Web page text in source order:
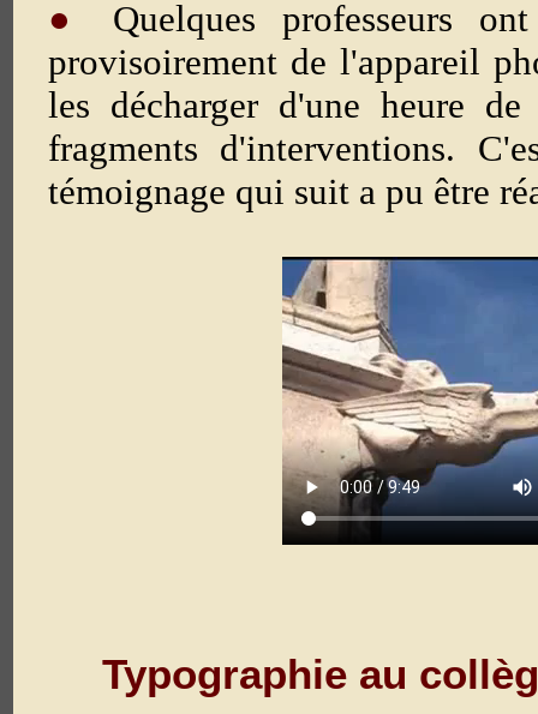
●
Quelques professeurs
provisoirement de l'appareil
les décharger d'une heure
fragments d'interventions.
témoignage qui suit a pu être
Typographie au